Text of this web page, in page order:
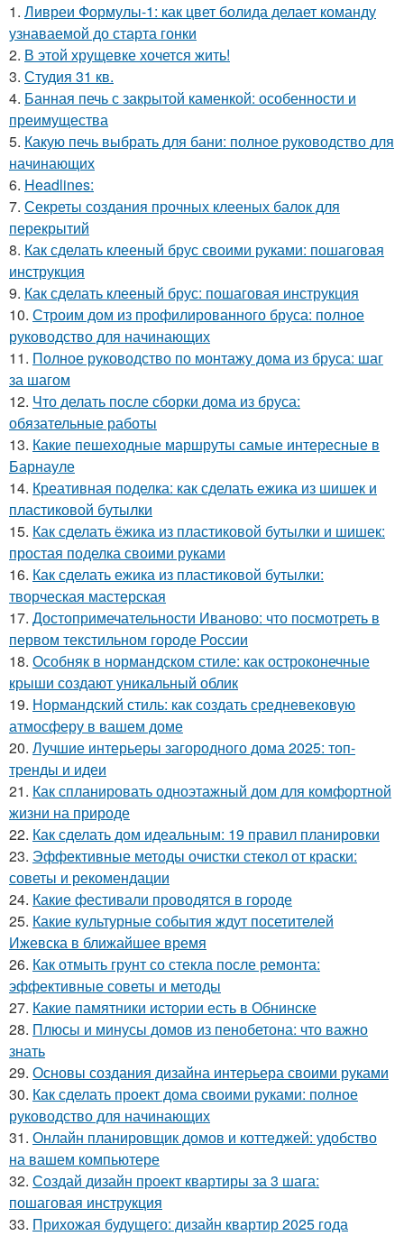
1. Ливреи Формулы-1: как цвет болида делает команду
узнаваемой до старта гонки
2. В этой хрущевке хочется жить!
3. Студия 31 кв.
4. Банная печь с закрытой каменкой: особенности и
преимущества
5. Какую печь выбрать для бани: полное руководство для
начинающих
6. Headlines:
7. Секреты создания прочных клееных балок для
перекрытий
8. Как сделать клееный брус своими руками: пошаговая
инструкция
9. Как сделать клееный брус: пошаговая инструкция
10. Строим дом из профилированного бруса: полное
руководство для начинающих
11. Полное руководство по монтажу дома из бруса: шаг
за шагом
12. Что делать после сборки дома из бруса:
обязательные работы
13. Какие пешеходные маршруты самые интересные в
Барнауле
14. Креативная поделка: как сделать ежика из шишек и
пластиковой бутылки
15. Как сделать ёжика из пластиковой бутылки и шишек:
простая поделка своими руками
16. Как сделать ежика из пластиковой бутылки:
творческая мастерская
17. Достопримечательности Иваново: что посмотреть в
первом текстильном городе России
18. Особняк в нормандском стиле: как остроконечные
крыши создают уникальный облик
19. Нормандский стиль: как создать средневековую
атмосферу в вашем доме
20. Лучшие интерьеры загородного дома 2025: топ-
тренды и идеи
21. Как спланировать одноэтажный дом для комфортной
жизни на природе
22. Как сделать дом идеальным: 19 правил планировки
23. Эффективные методы очистки стекол от краски:
советы и рекомендации
24. Какие фестивали проводятся в городе
25. Какие культурные события ждут посетителей
Ижевска в ближайшее время
26. Как отмыть грунт со стекла после ремонта:
эффективные советы и методы
27. Какие памятники истории есть в Обнинске
28. Плюсы и минусы домов из пенобетона: что важно
знать
29. Основы создания дизайна интерьера своими руками
30. Как сделать проект дома своими руками: полное
руководство для начинающих
31. Онлайн планировщик домов и коттеджей: удобство
на вашем компьютере
32. Создай дизайн проект квартиры за 3 шага:
пошаговая инструкция
33. Прихожая будущего: дизайн квартир 2025 года